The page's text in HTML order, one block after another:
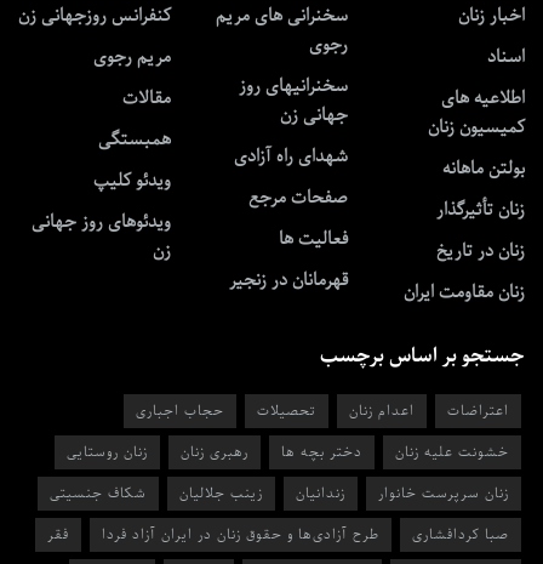
اخبار زنان
اسناد
اطلاعیه های
کمیسیون زنان
بولتن ماهانه
زنان تأثیرگذار
زنان در تاریخ
زنان مقاومت ایران
سخنرانی های مریم
رجوی
سخنرانیهای روز
جهانی زن
شهدای راه آزادی
صفحات مرجع
فعالیت ها
قهرمانان در زنجیر
کنفرانس روزجهانی زن
مریم رجوی
مقالات
همبستگی
ویدئو کلیپ
ویدئوهای روز جهانی
زن
جستجو بر اساس برچسب
اعتراضات اعدام زنان تحصیلات
حجاب اجباری
خشونت علیه زنان
دختر بچه ها رهبری زنان
زنان روستایی
زنان سرپرست خانوار
زندانیان زینب جلالیان
شکاف جنسیتی
صبا کردافشاری
طرح آزادی‌ها و حقوق زنان در ایران آزاد فردا فقر